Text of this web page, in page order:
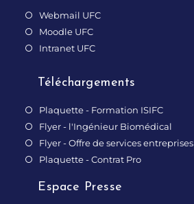
Webmail UFC
Moodle UFC
Intranet UFC
Téléchargements
Plaquette - Formation ISIFC
Flyer - l'Ingénieur Biomédical
Flyer - Offre de services entreprises
Plaquette - Contrat Pro
Espace Presse